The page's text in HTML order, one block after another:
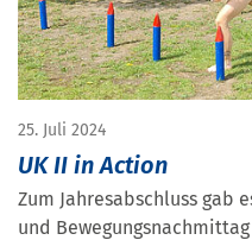
25. Juli 2024
UK II in Action
Zum Jahresabschluss gab
und